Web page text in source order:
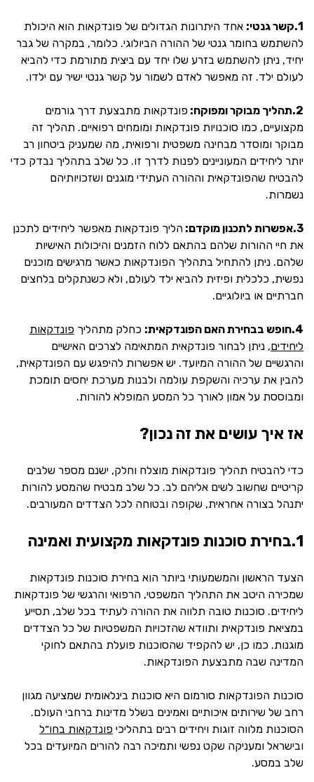
1.קשר גנטי:
אחד היתרונות הגדולים של פונדקאות הוא היכולת
להשתמש בחומר גנטי של ההורה הביולוגי. כלומר, במקרה של גבר
יחיד, ניתן להשתמש בזרע שלו יחד עם ביצית מתורמת כדי להביא
לעולם ילד. זה מאפשר לאדם לשמור על קשר גנטי ישיר עם ילדו.
2.תהליך מבוקר ומפוקח:
פונדקאות מתבצעת דרך גורמים
מקצועיים, כמו סוכנויות פונדקאות ומומחים רפואיים. תהליך זה
מבוקר ומוסדר מבחינה משפטית ורפואית, מה שמעניק ביטחון רב
יותר ליחידים המעוניינים לפנות לדרך זו. כל שלב בתהליך נבדק כדי
להבטיח שהפונדקאית וההורה העתידי מוגנים ושזכויותיהם
נשמרות.
3.אפשרות לתכנון מוקדם:
הליך פונדקאות מאפשר ליחידים לתכנן
את חיי ההורות שלהם בהתאם ללוח הזמנים והיכולות האישיות
שלהם. ניתן להתחיל בתהליך הפונדקאות כאשר מרגישים מוכנים
נפשית, כלכלית ופיזית להביא ילד לעולם, ולא כשנתקלים בלחצים
חברתיים או ביולוגיים.
4.חופש בבחירת האם הפונדקאית: כחלק מתהליך פונדקאות
ליחידים, ניתן לבחור פונדקאית המתאימה לצרכים האישיים
והרגשיים של ההורה המיועד. יש אפשרות להיפגש עם הפונדקאית,
להבין את ערכיה והשקפת עולמה ולבנות מערכת יחסים תומכת
ומבוססת על אמון לאורך כל המסע המופלא להורות.
אז איך עושים את זה נכון?
כדי להבטיח תהליך פונדקאות מוצלח וחלק, ישנם מספר שלבים
קריטיים שחשוב לשים אליהם לב. כל שלב מבטיח שהמסע להורות
יתנהל בצורה אחראית, שקופה ובטוחה לכל הצדדים המעורבים.
1.בחירת סוכנות פונדקאות מקצועית ואמינה
הצעד הראשון והמשמעותי ביותר הוא בחירת סוכנות פונדקאות
שמכירה היטב את התהליך המשפטי, הרפואי והרגשי של פונדקאות
ליחידים. סוכנות טובה תלווה את ההורה לעתיד בכל שלב, תסייע
במציאת פונדקאית ותוודא שהזכויות המשפטיות של כל הצדדים
מוגנות. כמו כן, יש להקפיד שהסוכנות פועלת בהתאם לחוקי
המדינה שבה מתבצעת הפונדקאות.
סוכנות הפונדקאות סורמום היא סוכנות בינלאומית שמציעה מגוון
רחב של שירותים איכותיים ואמינים בשלל מדינות ברחבי העולם.
הסוכנות מלווה זוגות ויחידים רבים בתהליכי פונדקאות בחו״ל
ובישראל ומעניקה שקט נפשי ותמיכה רבה להורים המיועדים בכל
שלב במסע.